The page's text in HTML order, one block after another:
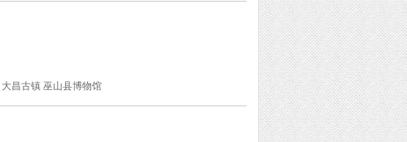
昌古镇 巫山县博物馆